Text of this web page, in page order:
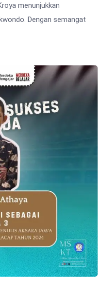
menunjukkan
Dengan semangat